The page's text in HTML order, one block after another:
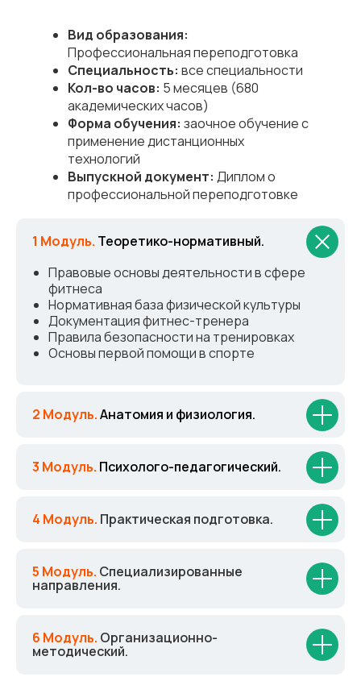
Вид образования:
Профессиональная переподготовка
Специальность: все специальности
Кол-во часов: 5 месяцев (680
академических часов)
Форма обучения: заочное обучение с
применение дистанционных
технологий
Выпускной документ: Диплом о
профессиональной переподготовке
1 Модуль. Теоретико-нормативный.
Правовые основы деятельности в сфере
фитнеса
Нормативная база физической культуры
Документация фитнес-тренера
Правила безопасности на тренировках
Основы первой помощи в спорте
2 Модуль.Анатомия и физиология.
3 Модуль. Психолого-педагогический.
4 Модуль. Практическая подготовка.
5 Модуль. Специализированные
направления.
6 Модуль. Организационно-
методический.